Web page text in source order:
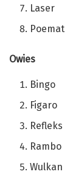
Laser
Poemat
Owies
Bingo
Figaro
Refleks
Rambo
Wulkan